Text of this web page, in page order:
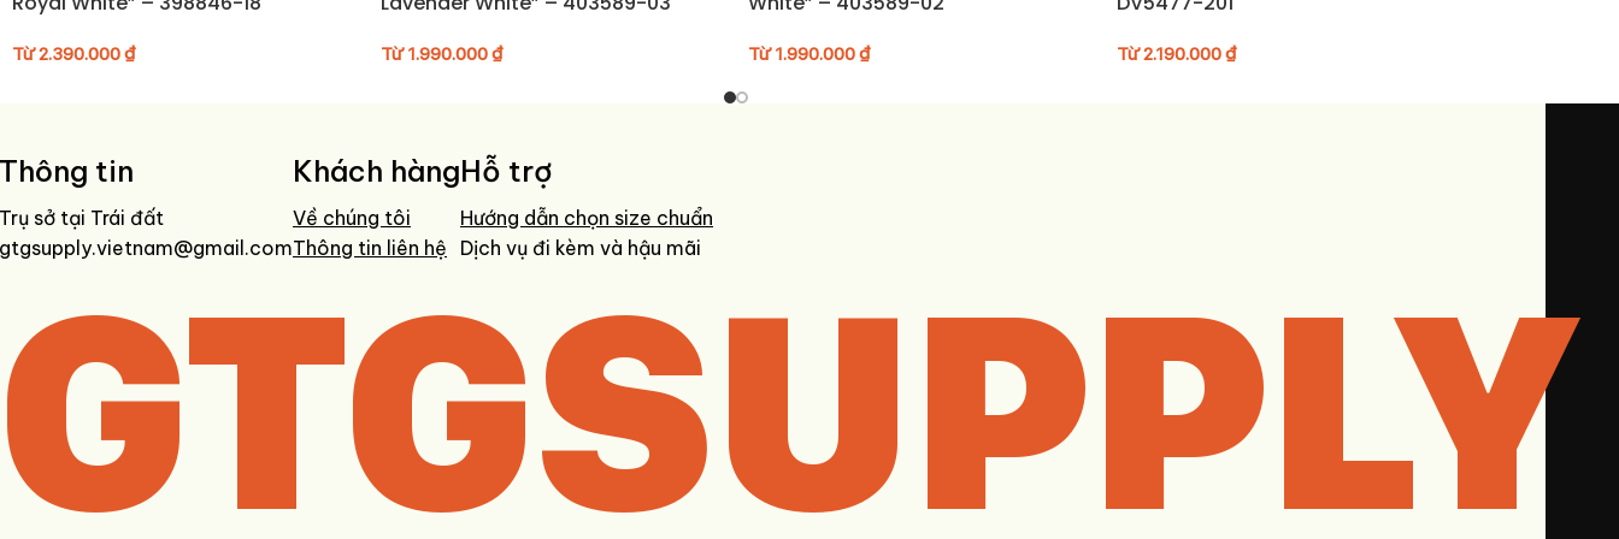
• Bảo quản nơi khô ráo, thoáng khí khi không sử dụng
Từ2.390.000₫ Từ1.990.000₫ Từ1.990.000₫ Từ2.190.000₫
Thông tin
Trụ sở tại Trái đất
gtgsupply.vietnam@gmail.com
Khách hàng
Về chúng tôi
Thông tin liên hệ
Hỗ trợ
Hướng dẫn chọn size chuẩn
Dịch vụ đi kèm và hậu mãi
GTGSUPPLY